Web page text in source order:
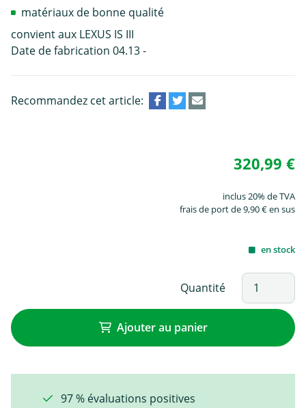
matériaux de bonne qualité
convient aux LEXUS IS III
Date de fabrication 04.13 -
Recommandez cet article:
320,99 €
inclus 20% de TVA
frais de port de 9,90 € en sus
en stock
Quantité
Ajouter au panier
97 % évaluations positives